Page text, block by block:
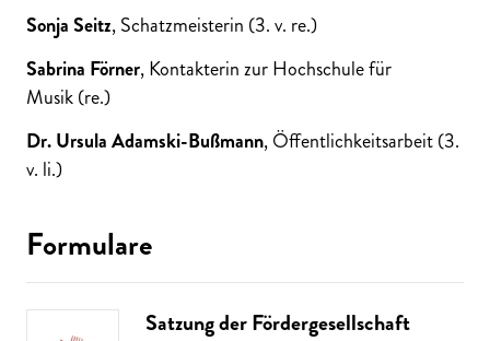
Sonja Seitz, Schatzmeisterin (3. v. re.)
Sabrina Förner, Kontakterin zur Hochschule für
Musik (re.)
Dr. Ursula Adamski-Bußmann, Öffentlichkeitsarbeit (3.
v. li.)
Formulare
Satzung der Fördergesellschaft